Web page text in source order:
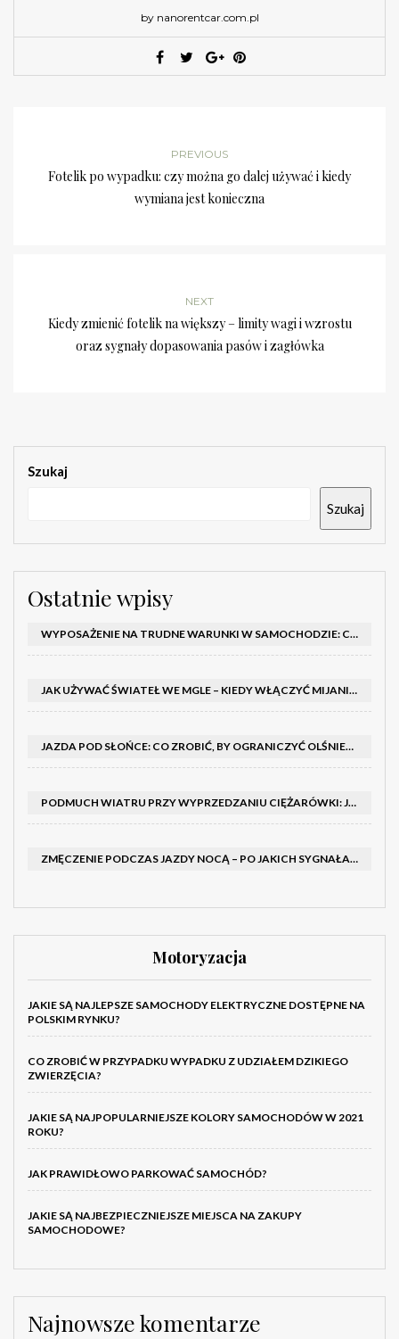
by nanorentcar.com.pl
PREVIOUS
Fotelik po wypadku: czy można go dalej używać i kiedy
wymiana jest konieczna
NEXT
Kiedy zmienić fotelik na większy – limity wagi i wzrostu
oraz sygnały dopasowania pasów i zagłówka
Szukaj
Szukaj
Ostatnie wpisy
WYPOSAŻENIE NA TRUDNE WARUNKI W SAMOCHODZIE: CO MIEĆ ZIMĄ, W TRASIE I NA WYPADEK AWARII
JAK UŻYWAĆ ŚWIATEŁ WE MGLE – KIEDY WŁĄCZYĆ MIJANIA I PRZECIWMGIELNE ORAZ CZEGO NIE ROBIĆ
JAZDA POD SŁOŃCE: CO ZROBIĆ, BY OGRANICZYĆ OLŚNIENIE I POPRAWIĆ WIDOCZNOŚĆ
PODMUCH WIATRU PRZY WYPRZEDZANIU CIĘŻARÓWKI: JAK UTRZYMAĆ TOR JAZDY I OPANOWAĆ AUTO
ZMĘCZENIE PODCZAS JAZDY NOCĄ – PO JAKICH SYGNAŁACH ROZPOZNAĆ SENNOŚĆ ZA KIEROWNICĄ I KIEDY ZROBIĆ PRZERWĘ
Motoryzacja
JAKIE SĄ NAJLEPSZE SAMOCHODY ELEKTRYCZNE DOSTĘPNE NA
POLSKIM RYNKU?
CO ZROBIĆ W PRZYPADKU WYPADKU Z UDZIAŁEM DZIKIEGO
ZWIERZĘCIA?
JAKIE SĄ NAJPOPULARNIEJSZE KOLORY SAMOCHODÓW W 2021
ROKU?
JAK PRAWIDŁOWO PARKOWAĆ SAMOCHÓD?
JAKIE SĄ NAJBEZPIECZNIEJSZE MIEJSCA NA ZAKUPY
SAMOCHODOWE?
Najnowsze komentarze